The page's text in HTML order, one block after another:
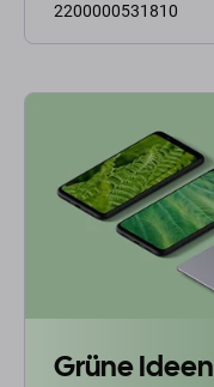
2200000531810
Grüne Ideen